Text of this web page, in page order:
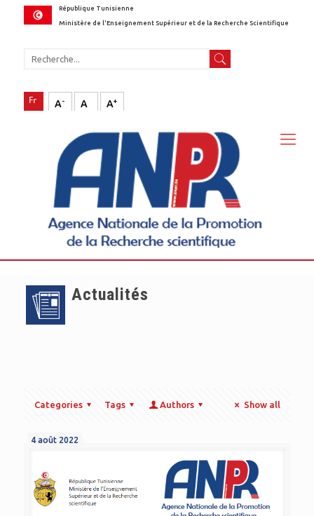
République Tunisienne
Ministère de l'Enseignement Supérieur et de la Recherche Scientifique
A- A A+
Actualités
Categories Tags Authors Show all
4 août 2022